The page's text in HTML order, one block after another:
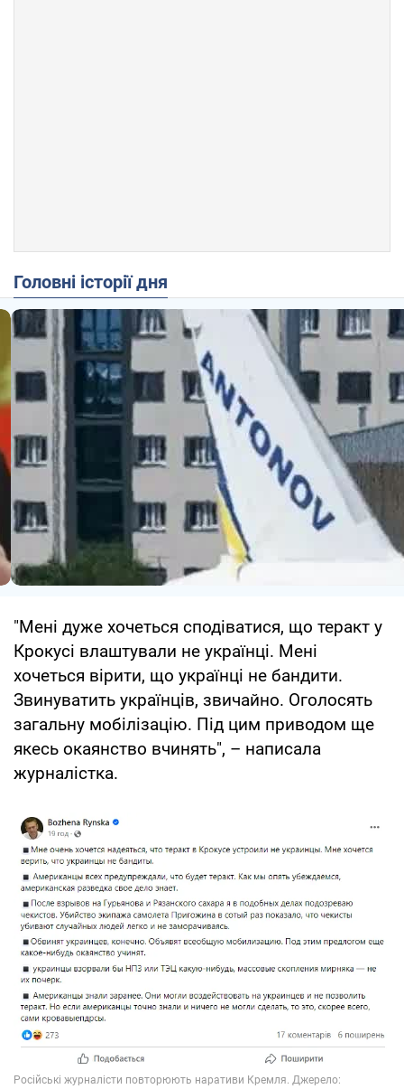
Головні історії дня
"Мені дуже хочеться сподіватися, що теракт у
Крокусі влаштували не українці. Мені
хочеться вірити, що українці не бандити.
Звинуватить українців, звичайно. Оголосять
загальну мобілізацію. Під цим приводом ще
якесь окаянство вчинять", – написала
журналістка.